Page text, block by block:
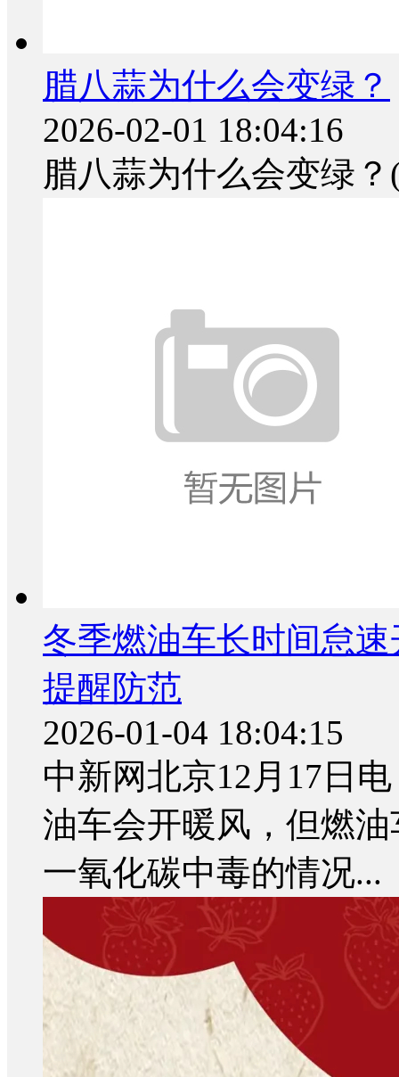
腊八蒜为什么会变绿？
2026-02-01 18:04:16
腊八蒜为什么会变绿
冬季燃油车长时间怠
提醒防范
2026-01-04 18:04:15
中新网北京12月17日
油车会开暖风，但燃
一氧化碳中毒的情况...